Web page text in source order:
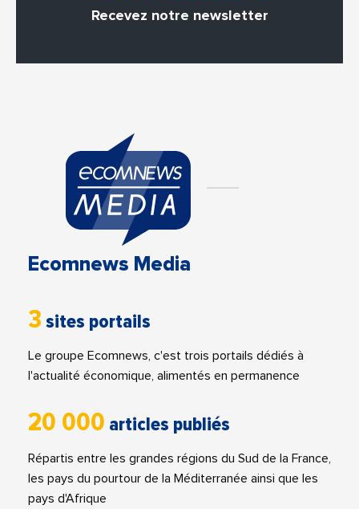
Recevez notre newsletter
Ecomnews Media
3 sites portails
Le groupe Ecomnews, c'est trois portails dédiés à
l'actualité économique, alimentés en permanence
20 000 articles publiés
Répartis entre les grandes régions du Sud de la France,
les pays du pourtour de la Méditerranée ainsi que les
pays d'Afrique